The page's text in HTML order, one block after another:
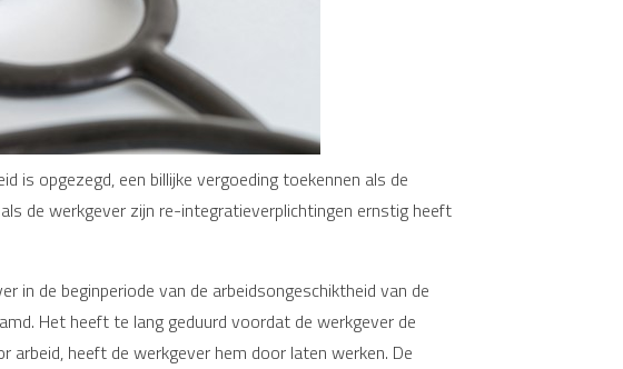
is opgezegd, een billijke vergoeding toekennen als de
de werkgever zijn re-integratieverplichtingen ernstig heeft
in de beginperiode van de arbeidsongeschiktheid van de
Het heeft te lang geduurd voordat de werkgever de
heeft de werkgever hem door laten werken. De